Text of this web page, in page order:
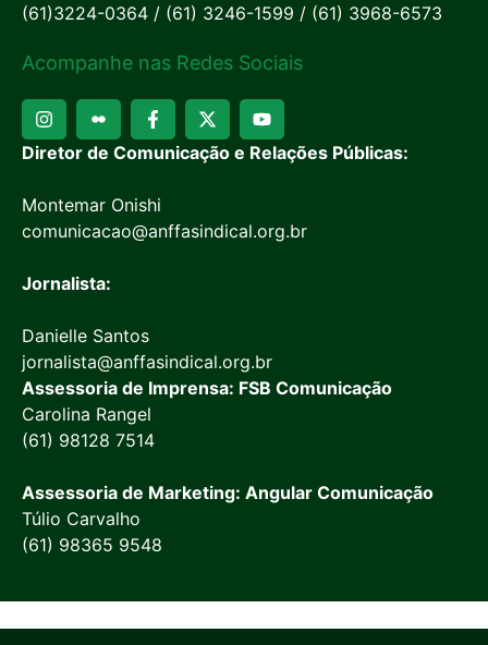
(61)3224-0364 / (61) 3246-1599 / (61) 3968-6573
Acompanhe nas Redes Sociais
Diretor de Comunicação e Relações Públicas:
Montemar Onishi
comunicacao@anffasindical.org.br
Jornalista:
Danielle Santos
jornalista@anffasindical.org.br
Assessoria de Imprensa: FSB Comunicação
Carolina Rangel
(61) 98128 7514
Assessoria de Marketing: Angular Comunicação
Túlio Carvalho
(61) 98365 9548